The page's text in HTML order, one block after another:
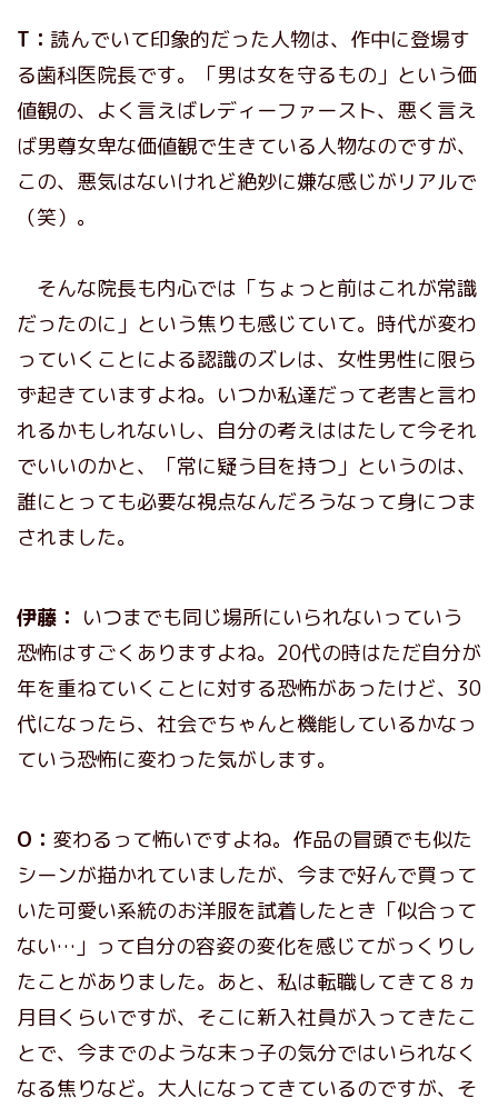
T： 読んでいて印象的だった人物は、作中に登場す
る歯科医院長です。「男は女を守るもの」という価
値観の、よく言えばレディーファースト、悪く言え
ば男尊女卑な価値観で生きている人物なのですが、
この、悪気はないけれど絶妙に嫌な感じがリアルで
（笑）。
そんな院長も内心では「ちょっと前はこれが常識
だったのに」という焦りも感じていて。時代が変わ
っていくことによる認識のズレは、女性男性に限ら
ず起きていますよね。いつか私達だって老害と言わ
れるかもしれないし、自分の考えははたして今それ
でいいのかと、「常に疑う目を持つ」というのは、
誰にとっても必要な視点なんだろうなって身につま
されました。
伊藤： いつまでも同じ場所にいられないっていう
恐怖はすごくありますよね。20代の時はただ自分が
年を重ねていくことに対する恐怖があったけど、30
代になったら、社会でちゃんと機能しているかなっ
ていう恐怖に変わった気がします。
O： 変わるって怖いですよね。作品の冒頭でも似た
シーンが描かれていましたが、今まで好んで買って
いた可愛い系統のお洋服を試着したとき「似合って
ない…」って自分の容姿の変化を感じてがっくりし
たことがありました。あと、私は転職してきて８ヵ
月目くらいですが、そこに新入社員が入ってきたこ
とで、今までのような末っ子の気分ではいられなく
なる焦りなど。大人になってきているのですが、そ